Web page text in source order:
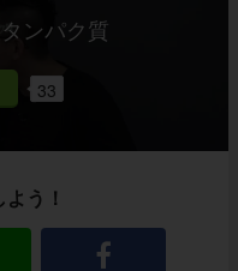
ンパク質
33
う！